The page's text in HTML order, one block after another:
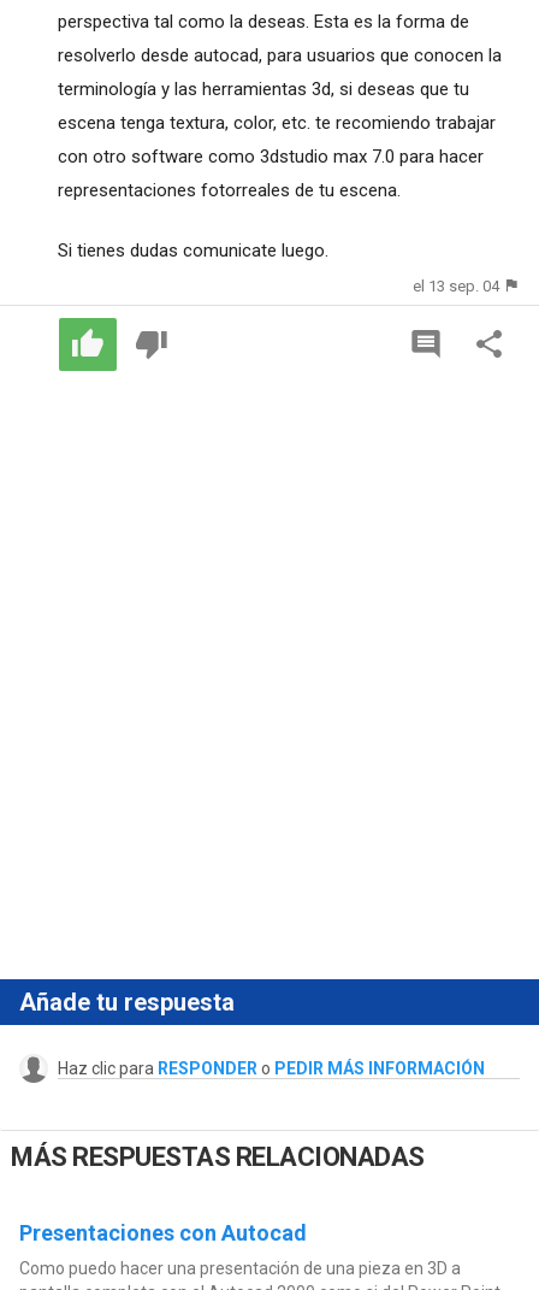
perspectiva tal como la deseas. Esta es la forma de
resolverlo desde autocad, para usuarios que conocen la
terminología y las herramientas 3d, si deseas que tu
escena tenga textura, color, etc. te recomiendo trabajar
con otro software como 3dstudio max 7.0 para hacer
representaciones fotorreales de tu escena.
Si tienes dudas comunicate luego.
el 13 sep. 04
Añade tu respuesta
Haz clic para RESPONDER o PEDIR MÁS INFORMACIÓN
MÁS RESPUESTAS RELACIONADAS
Presentaciones con Autocad
Como puedo hacer una presentación de una pieza en 3D a